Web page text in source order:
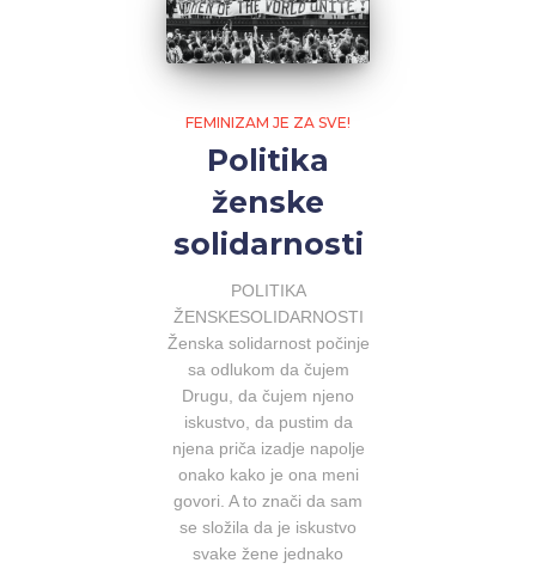
FEMINIZAM JE ZA SVE!
Politika
ženske
solidarnosti
POLITIKA
ŽENSKESOLIDARNOSTI
Ženska solidarnost počinje
sa odlukom da čujem
Drugu, da čujem njeno
iskustvo, da pustim da
njena priča izadje napolje
onako kako je ona meni
govori. A to znači da sam
se složila da je iskustvo
svake žene jednako